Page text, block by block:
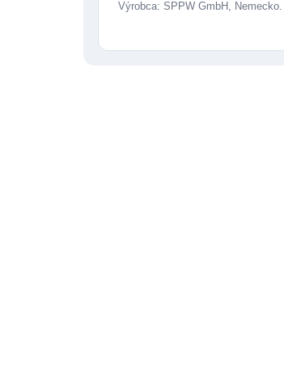
Výrobca: SPPW GmbH,